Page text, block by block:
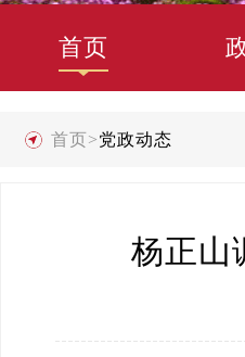
首页
首页>党政动态
杨正山